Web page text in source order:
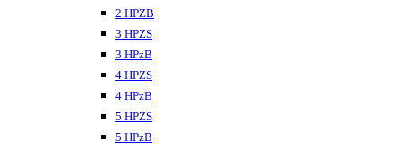
2 HPZB
3 HPZS
3 HPzB
4 HPZS
4 HPzB
5 HPZS
5 HPzB